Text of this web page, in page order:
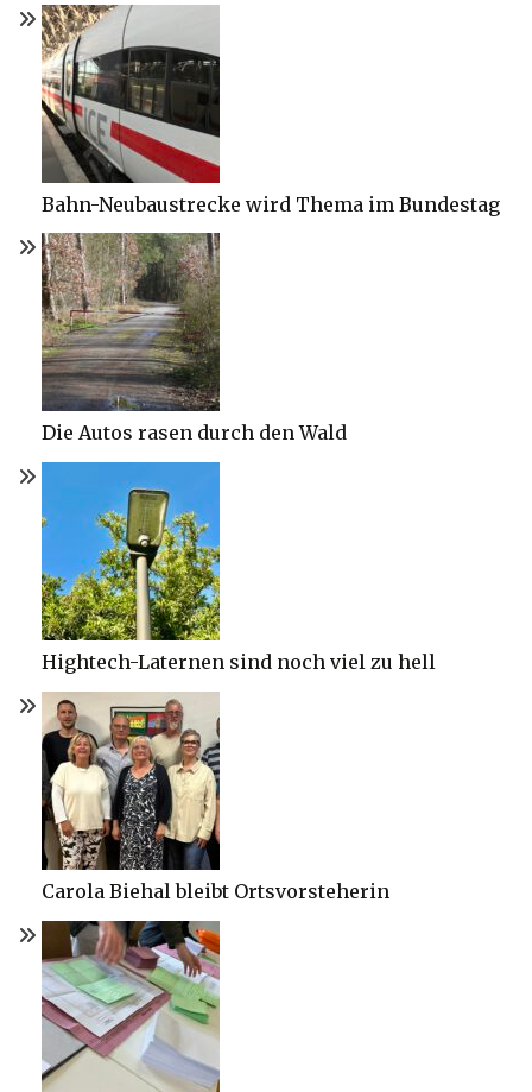
Bahn-Neubaustrecke wird Thema im Bundestag
Die Autos rasen durch den Wald
Hightech-Laternen sind noch viel zu hell
Carola Biehal bleibt Ortsvorsteherin